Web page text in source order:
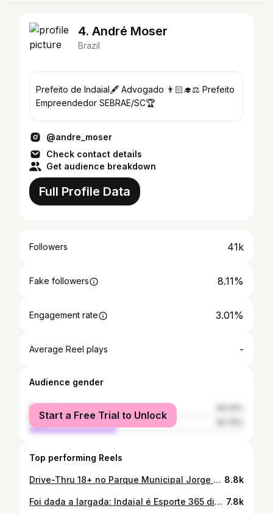
4. André Moser
Brazil
Prefeito de Indaial🖋 Advogado 👨🏻‍🎓⚖️ Prefeito
Empreendedor SEBRAE/SC🏆
@andre_moser
Check contact details
Get audience breakdown
Full Profile Data
Followers 41k
Fake followers 8.11%
Engagement rate 3.01%
Average Reel plays -
Audience gender
female
male
Start a Free Trial to Unlock
Top performing Reels
Drive-Thru 18+ no Parque Municipal Jorge Hardt! Vacinação contra a Covid-19 ocorrendo de forma tranquila e organizada. Faça parte do time SIM PELA VIDA. Nossas equipes estarão hoje, até as 16h30. 8.8k
Foi dada a largada: Indaial é Esporte 365 dias por ano. Indaial Cidade Sul-Americana do Desporto 2022. 🚴🏼🏊🛼🏀⚽️🥇 7.8k